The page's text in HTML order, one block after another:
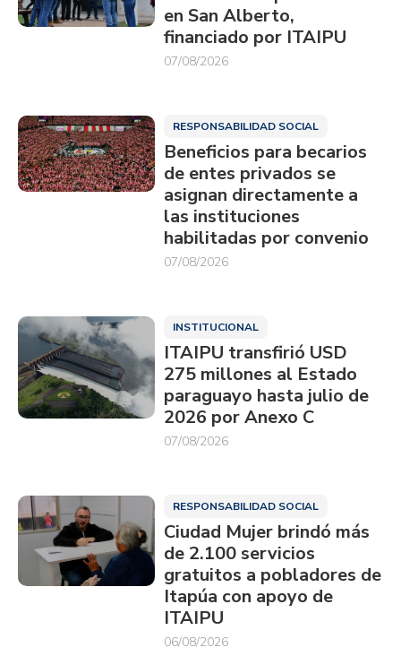
en San Alberto,
financiado por ITAIPU
07/08/2026
RESPONSABILIDAD SOCIAL
Beneficios para becarios
de entes privados se
asignan directamente a
las instituciones
habilitadas por convenio
07/08/2026
INSTITUCIONAL
ITAIPU transfirió USD
275 millones al Estado
paraguayo hasta julio de
2026 por Anexo C
07/08/2026
RESPONSABILIDAD SOCIAL
Ciudad Mujer brindó más
de 2.100 servicios
gratuitos a pobladores de
Itapúa con apoyo de
ITAIPU
06/08/2026